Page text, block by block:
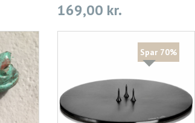
169,00 kr.
Spar 70%